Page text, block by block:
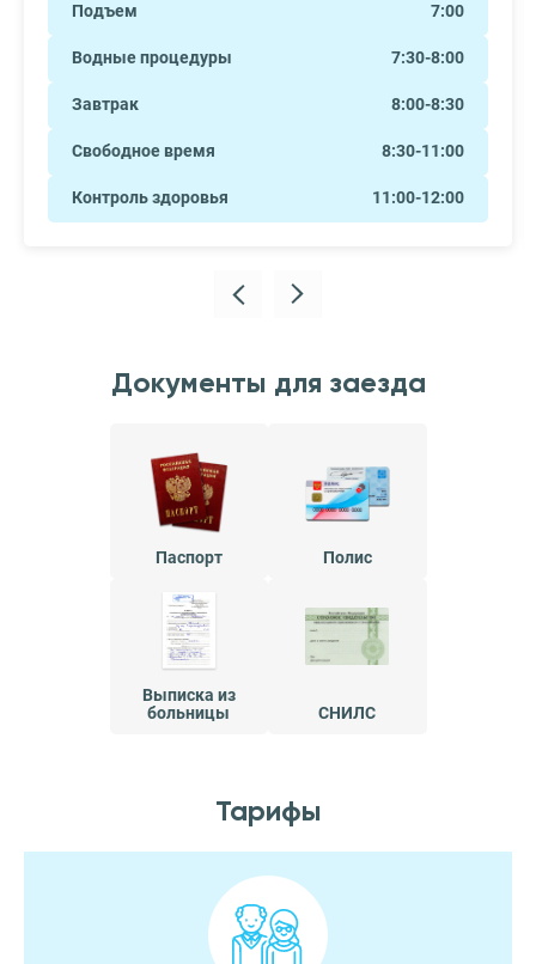
Подъем 7:00
Водные процедуры 7:30-8:00
Завтрак 8:00-8:30
Свободное время 8:30-11:00
Контроль здоровья 11:00-12:00
Документы для заезда
Паспорт Полис
Выписка из
больницы
СНИЛС
Тарифы